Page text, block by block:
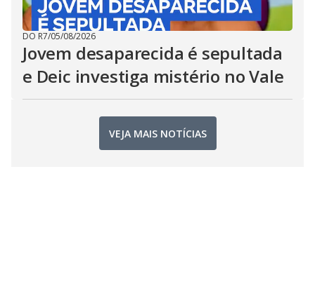
DO R7/05/08/2026
Jovem desaparecida é sepultada
e Deic investiga mistério no Vale
VEJA MAIS NOTÍCIAS